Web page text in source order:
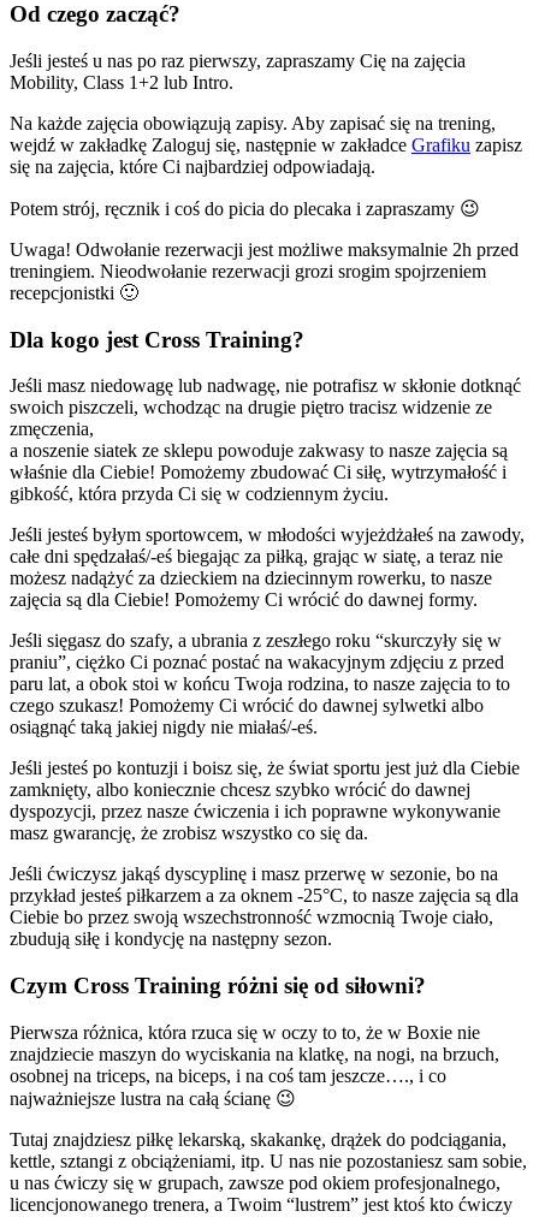
Od czego zacząć?
Jeśli jesteś u nas po raz pierwszy, zapraszamy Cię na zajęcia
Mobility, Class 1+2 lub Intro.
Na każde zajęcia obowiązują zapisy. Aby zapisać się na trening,
wejdź w zakładkę Zaloguj się, następnie w zakładce Grafiku zapisz
się na zajęcia, które Ci najbardziej odpowiadają.
Potem strój, ręcznik i coś do picia do plecaka i zapraszamy 😉
Uwaga! Odwołanie rezerwacji jest możliwe maksymalnie 2h przed
treningiem. Nieodwołanie rezerwacji grozi srogim spojrzeniem
recepcjonistki 🙂
Dla kogo jest Cross Training?
Jeśli masz niedowagę lub nadwagę, nie potrafisz w skłonie dotknąć
swoich piszczeli, wchodząc na drugie piętro tracisz widzenie ze
zmęczenia,
a noszenie siatek ze sklepu powoduje zakwasy to nasze zajęcia są
właśnie dla Ciebie! Pomożemy zbudować Ci siłę, wytrzymałość i
gibkość, która przyda Ci się w codziennym życiu.
Jeśli jesteś byłym sportowcem, w młodości wyjeżdżałeś na zawody,
całe dni spędzałaś/-eś biegając za piłką, grając w siatę, a teraz nie
możesz nadążyć za dzieckiem na dziecinnym rowerku, to nasze
zajęcia są dla Ciebie! Pomożemy Ci wrócić do dawnej formy.
Jeśli sięgasz do szafy, a ubrania z zeszłego roku “skurczyły się w
praniu”, ciężko Ci poznać postać na wakacyjnym zdjęciu z przed
paru lat, a obok stoi w końcu Twoja rodzina, to nasze zajęcia to to
czego szukasz! Pomożemy Ci wrócić do dawnej sylwetki albo
osiągnąć taką jakiej nigdy nie miałaś/-eś.
Jeśli jesteś po kontuzji i boisz się, że świat sportu jest już dla Ciebie
zamknięty, albo koniecznie chcesz szybko wrócić do dawnej
dyspozycji, przez nasze ćwiczenia i ich poprawne wykonywanie
masz gwarancję, że zrobisz wszystko co się da.
Jeśli ćwiczysz jakąś dyscyplinę i masz przerwę w sezonie, bo na
przykład jesteś piłkarzem a za oknem -25°C, to nasze zajęcia są dla
Ciebie bo przez swoją wszechstronność wzmocnią Twoje ciało,
zbudują siłę i kondycję na następny sezon.
Czym Cross Training różni się od siłowni?
Pierwsza różnica, która rzuca się w oczy to to, że w Boxie nie
znajdziecie maszyn do wyciskania na klatkę, na nogi, na brzuch,
osobnej na triceps, na biceps, i na coś tam jeszcze…., i co
najważniejsze lustra na całą ścianę 😉
Tutaj znajdziesz piłkę lekarską, skakankę, drążek do podciągania,
kettle, sztangi z obciążeniami, itp. U nas nie pozostaniesz sam sobie,
u nas ćwiczy się w grupach, zawsze pod okiem profesjonalnego,
licencjonowanego trenera, a Twoim “lustrem” jest ktoś kto ćwiczy